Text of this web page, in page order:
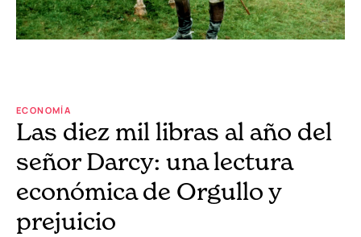
ECONOMÍA
Las diez mil libras al año del
señor Darcy: una lectura
económica de Orgullo y
prejuicio